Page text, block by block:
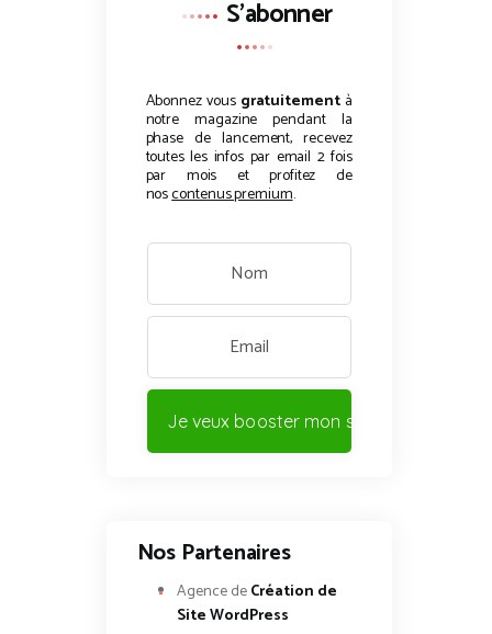
S'abonner
Abonnez vous gratuitementà
notre magazine pendant la
phase de lancement, recevez
toutes les infos par email 2 fois
par mois et profitez de
noscontenus premium.
Je veux booster mon site !
Nos Partenaires
Agence deCréation de
Site WordPress